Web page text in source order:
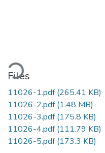
Files
11026-1.pdf(265.41 KB)
11026-2.pdf(1.48 MB)
11026-3.pdf(175.8 KB)
11026-4.pdf(111.79 KB)
11026-5.pdf(173.3 KB)